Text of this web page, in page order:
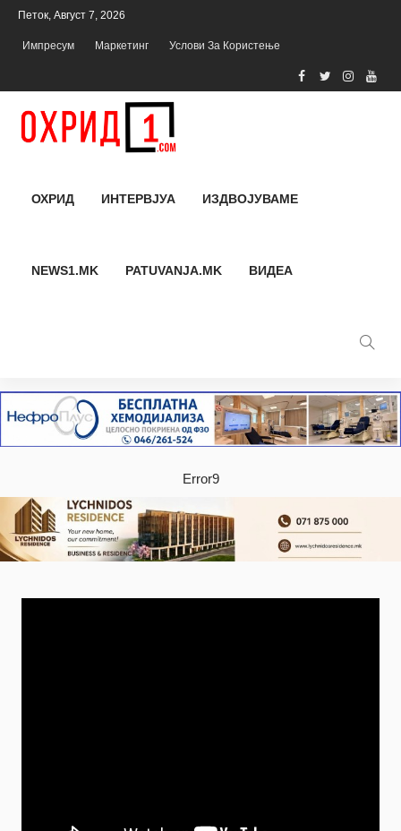
Петок, Август 7, 2026
Импресум Маркетинг Услови За Користење
ОХРИД ИНТЕРВЈУА ИЗДВОЈУВАМЕ
NEWS1.MK PATUVANJA.MK ВИДЕА
Error9